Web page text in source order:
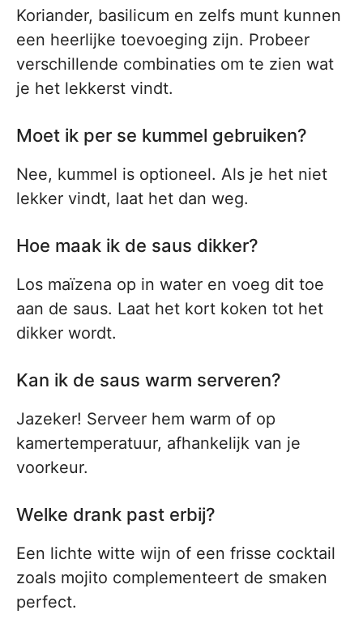
Koriander, basilicum en zelfs munt kunnen
een heerlijke toevoeging zijn. Probeer
verschillende combinaties om te zien wat
je het lekkerst vindt.
Moet ik per se kummel gebruiken?
Nee, kummel is optioneel. Als je het niet
lekker vindt, laat het dan weg.
Hoe maak ik de saus dikker?
Los maïzena op in water en voeg dit toe
aan de saus. Laat het kort koken tot het
dikker wordt.
Kan ik de saus warm serveren?
Jazeker! Serveer hem warm of op
kamertemperatuur, afhankelijk van je
voorkeur.
Welke drank past erbij?
Een lichte witte wijn of een frisse cocktail
zoals mojito complementeert de smaken
perfect.